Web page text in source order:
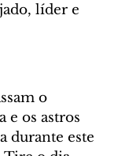
líder e
o
e os astros
durante este